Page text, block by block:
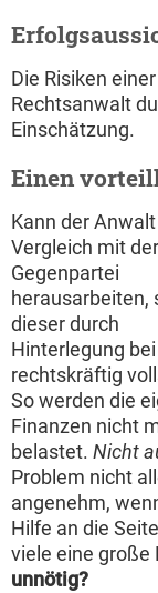
Die Risiken
Rechtsanwalt
Einschätzung.
Einen
Kann der
Vergleich mit der
Gegenpartei
herausarbeiten,
dieser durch
Hinterlegung
rechtskräftig
So werden die
Finanzen nicht
belastet. Nicht
Problem nicht
angenehm,
Hilfe an die
viele eine große
unnötig?